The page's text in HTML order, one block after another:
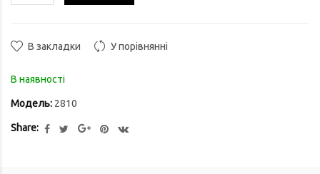
В закладки У порівнянні
В наявності
Модель: 2810
Share: